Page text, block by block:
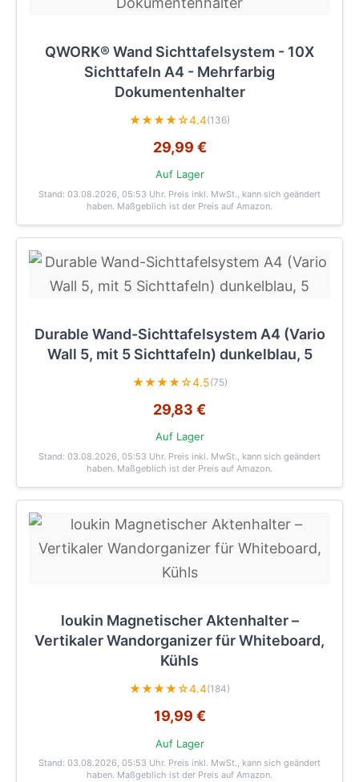
QWORK® Wand Sichttafelsystem - 10X
Sichttafeln A4 - Mehrfarbig
Dokumentenhalter
★★★★☆4.4(136)
29,99 €
Auf Lager
Stand: 03.08.2026, 05:53 Uhr. Preis inkl. MwSt., kann sich geändert
haben. Maßgeblich ist der Preis auf Amazon.
Durable Wand-Sichttafelsystem A4 (Vario
Wall 5, mit 5 Sichttafeln) dunkelblau, 5
★★★★☆4.5(75)
29,83 €
Auf Lager
Stand: 03.08.2026, 05:53 Uhr. Preis inkl. MwSt., kann sich geändert
haben. Maßgeblich ist der Preis auf Amazon.
loukin Magnetischer Aktenhalter –
Vertikaler Wandorganizer für Whiteboard,
Kühls
★★★★☆4.4(184)
19,99 €
Auf Lager
Stand: 03.08.2026, 05:53 Uhr. Preis inkl. MwSt., kann sich geändert
haben. Maßgeblich ist der Preis auf Amazon.